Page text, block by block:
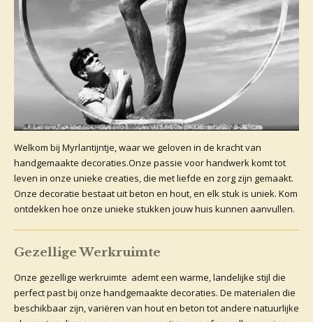
Welkom bij Myrlantijntje, waar we geloven in de kracht van
handgemaakte decoraties.Onze passie voor handwerk komt tot
leven in onze unieke creaties, die met liefde en zorg zijn gemaakt.
Onze decoratie bestaat uit beton en hout, en elk stuk is uniek. Kom
ontdekken hoe onze unieke stukken jouw huis kunnen aanvullen.
Gezellige Werkruimte
Onze gezellige werkruimte ademt een warme, landelijke stijl die
perfect past bij onze handgemaakte decoraties. De materialen die
beschikbaar zijn, variëren van hout en beton tot andere natuurlijke